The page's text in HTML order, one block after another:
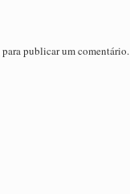
para publicar um comentário.